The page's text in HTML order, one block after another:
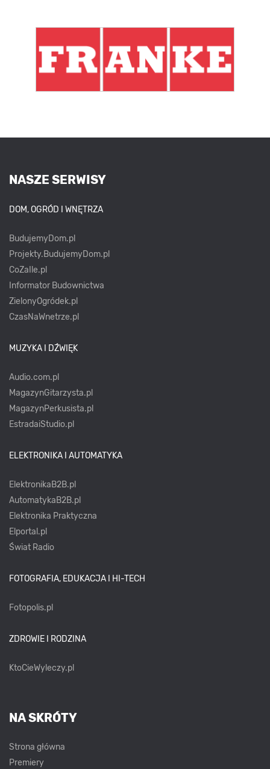
NASZE SERWISY
DOM, OGRÓD I WNĘTRZA
BudujemyDom.pl
Projekty.BudujemyDom.pl
CoZaIle.pl
Informator Budownictwa
ZielonyOgródek.pl
CzasNaWnetrze.pl
MUZYKA I DŹWIĘK
Audio.com.pl
MagazynGitarzysta.pl
MagazynPerkusista.pl
EstradaiStudio.pl
ELEKTRONIKA I AUTOMATYKA
ElektronikaB2B.pl
AutomatykaB2B.pl
Elektronika Praktyczna
Elportal.pl
Świat Radio
FOTOGRAFIA, EDUKACJA I HI-TECH
Fotopolis.pl
ZDROWIE I RODZINA
KtoCieWyleczy.pl
NA SKRÓTY
Strona główna
Premiery